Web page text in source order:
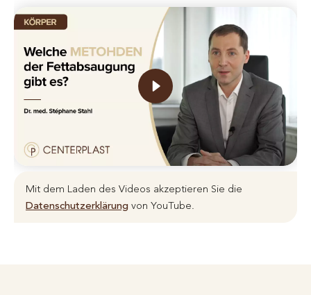
Mit dem Laden des Videos akzeptieren Sie die
Datenschutzerklärung von YouTube.